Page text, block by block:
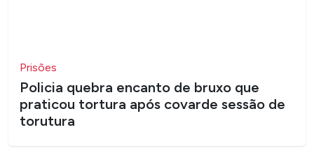
Prisões
Policia quebra encanto de bruxo que
praticou tortura após covarde sessão de
torutura